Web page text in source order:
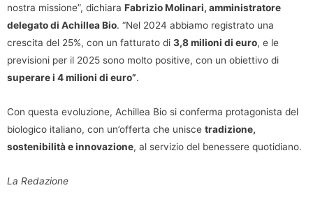
nostra missione”, dichiara Fabrizio Molinari, amministratore
delegato di Achillea Bio. “Nel 2024 abbiamo registrato una
crescita del 25%, con un fatturato di 3,8 milioni di euro, e le
previsioni per il 2025 sono molto positive, con un obiettivo di
superare i 4 milioni di euro”.
Con questa evoluzione, Achillea Bio si conferma protagonista del
biologico italiano, con un’offerta che unisce tradizione,
sostenibilità e innovazione, al servizio del benessere quotidiano.
La Redazione